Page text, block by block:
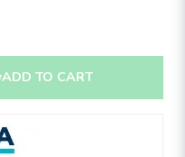
ADD TO CART